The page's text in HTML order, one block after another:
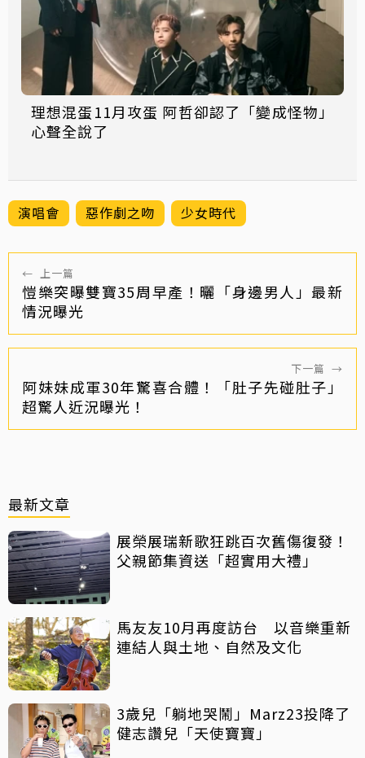
理想混蛋11月攻蛋 阿哲卻認了「變成怪物」
心聲全說了
演唱會 惡作劇之吻 少女時代
← 上一篇
愷樂突曝雙寶35周早產！曬「身邊男人」最新
情況曝光
下一篇 →
阿妹妹成軍30年驚喜合體！「肚子先碰肚子」
超驚人近況曝光！
最新文章
展榮展瑞新歌狂跳百次舊傷復發！
父親節集資送「超實用大禮」
馬友友10月再度訪台 以音樂重新
連結人與土地、自然及文化
3歲兒「躺地哭鬧」Marz23投降了
健志讚兒「天使寶寶」